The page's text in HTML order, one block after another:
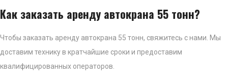
Как заказать аренду автокрана 55 тонн?
Чтобы заказать аренду автокрана 55 тонн, свяжитесь с нами. Мы
доставим технику в кратчайшие сроки и предоставим
квалифицированных операторов.